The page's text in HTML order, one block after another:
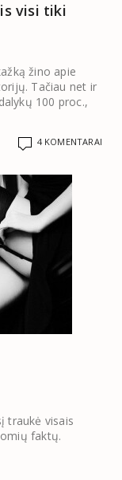
visi tiki
žino apie
Tačiau net ir
100 proc.,
4 KOMENTARAI
traukė visais
faktų.